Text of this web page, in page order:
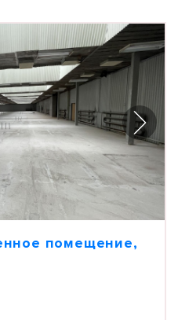
помещение,